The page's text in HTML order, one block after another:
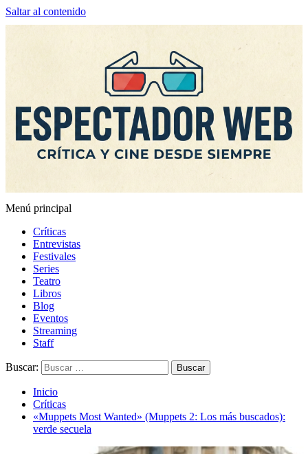
Saltar al contenido
Espectador Web
Menú principal
Críticas
Entrevistas
Festivales
Series
Teatro
Libros
Blog
Eventos
Streaming
Staff
Buscar:
Inicio
Críticas
«Muppets Most Wanted» (Muppets 2: Los más buscados):
verde secuela